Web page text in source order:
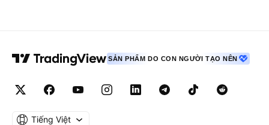
SẢN PHẨM DO CON NGƯỜI TẠO NÊN
Tiếng Việt